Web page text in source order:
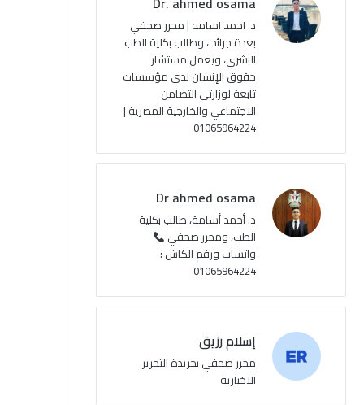
u
ر
ا
م
ل
م
و
ق
ع
S
S
د. احمد اسامه | محرر صحفي
بعدة جرائد ، وطالب بكلية الطب
البشري، ويعمل مستشار
حقوق الإنسان لدى مؤسسات
تابعة لوزارتي التضامن
الاجتماعي والخارجية المصرية |
01065964224
Dr ahmed osama
د. أحمد أسامة، طالب بكلية
الطب، ومحرر صحفي
واتساب ورقم الكاش :
01065964224
إسلام رزيق
محرر صحفي بجريدة التحرير
الاخبارية